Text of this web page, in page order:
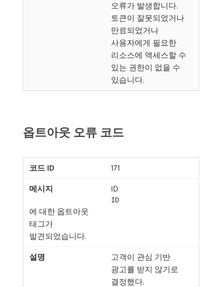
오류가 발생합니다.
토큰이 잘못되었거나
만료되었거나
사용자에게 필요한
리소스에 액세스할 수
있는 권한이 없을 수
있습니다.
옵트아웃 오류 코드
171
ID
ID
에 대한 옵트아웃
태그가
발견되었습니다.
고객이 관심 기반
광고를 받지 않기로
결정했다.